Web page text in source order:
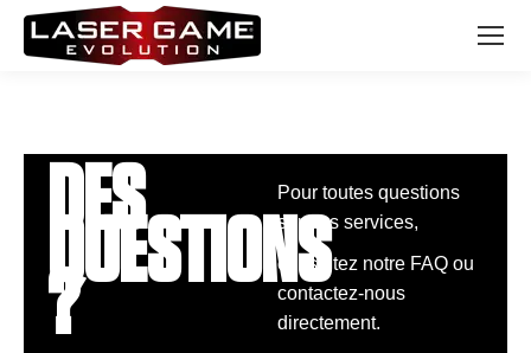
DES
QUESTIONS
?
Pour toutes questions
sur nos services,
consultez notre FAQ ou
contactez-nous
directement.